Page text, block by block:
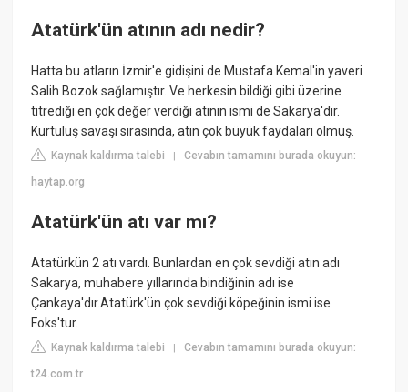
Atatürk'ün atının adı nedir?
Hatta bu atların İzmir'e gidişini de Mustafa Kemal'in yaveri
Salih Bozok sağlamıştır. Ve herkesin bildiği gibi üzerine
titrediği en çok değer verdiği atının ismi de Sakarya'dır.
Kurtuluş savaşı sırasında, atın çok büyük faydaları olmuş.
Kaynak kaldırma talebi |Cevabın tamamını burada okuyun:
haytap.org
Atatürk'ün atı var mı?
Atatürkün 2 atı vardı. Bunlardan en çok sevdiği atın adı
Sakarya, muhabere yıllarında bindiğinin adı ise
Çankaya'dır.Atatürk'ün çok sevdiği köpeğinin ismi ise
Foks'tur.
Kaynak kaldırma talebi |Cevabın tamamını burada okuyun:
t24.com.tr